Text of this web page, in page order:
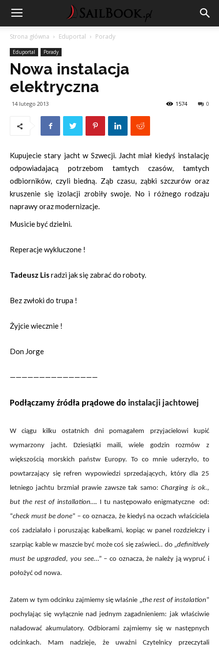
Strona główna Eduportal Porady
Eduportal Porady
Nowa instalacja
elektryczna
14 lutego 2013 0
1574
Kupujecie stary jacht w Szwecji. Jacht miał kiedyś instalację
odpowiadajacą potrzebom tamtych czasów, tamtych
odbiorników, czyli biedną. Ząb czasu, ząbki szczurów oraz
kruszenie się izolacji zrobiły swoje. No i różnego rodzaju
naprawy oraz modernizacje.
Musicie być dzielni.
Reperacje wykluczone !
Tadeusz Lisradzi jak się zabrać do roboty.
Bez zwłoki do trupa !
Żyjcie wiecznie !
Don Jorge
———————————————
Podłączamy źródła prądowe do instalacji jachtowej
W ciągu kilku ostatnich dni pomagałem przyjacielowi kupić
wymarzony jacht. Dziesiątki maili, wiele godzin rozmów z
większością morskich państw Europy. To co mnie uderzyło, to
powtarzający się refren wypowiedzi sprzedających, który dla 25
letniego jachtu brzmiał prawie zawsze tak samo:Charging is ok.,
but the rest of installation…. I tu następowało enigmatyczne od:
“check must be done” – co oznacza, że kiedyś na oczach właściciela
coś zadziałało i poruszając kabelkami, kopiąc w panel rozdzielczy i
szarpiąc kable w maszcie być może coś się zaświeci.. do „definitively
must be upgraded, you see…” – co oznacza, że należy ją wypruć i
położyć od nowa.
Zatem w tym odcinku zajmiemy się właśnie „the rest of instalation”
pochylając się wyłącznie nad jednym zagadnieniem: jak właściwie
naładować akumulatory. Odbiorami zajmiemy się w następnych
odcinkach. Mam nadzieje, że uważni Czytelnicy przeczytali